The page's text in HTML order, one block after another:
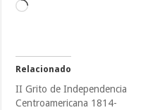
Cargando...
Relacionado
II Grito de Independencia
Centroamericana 1814-